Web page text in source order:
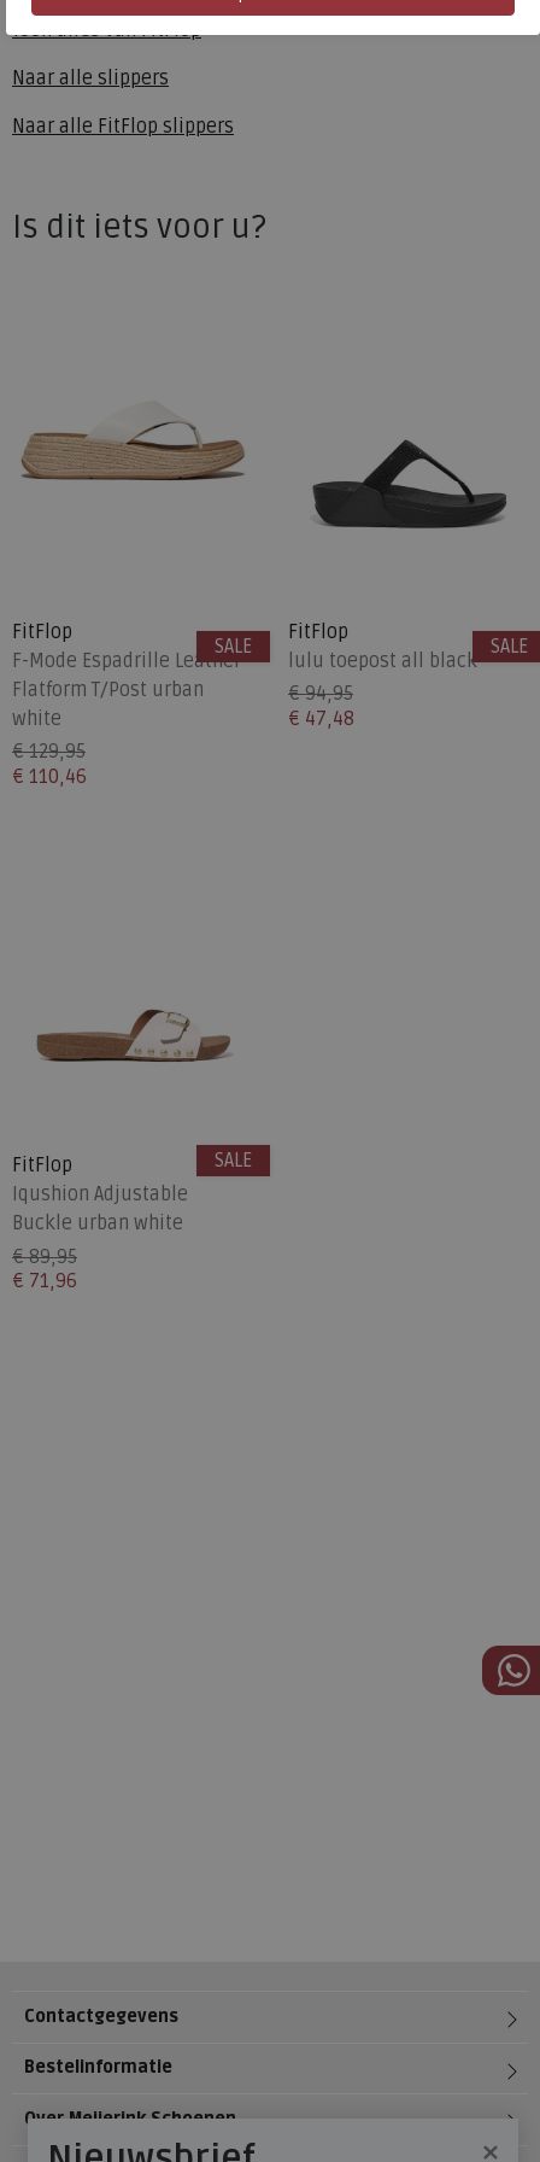
Toon alles vanFitFlop
Naar alle slippers
Naar alle FitFlop slippers
Is dit iets voor u?
FitFlop
F-Mode Espadrille Leather
Flatform T/Post urban
white
€ 129,95
€ 110,46
SALE
FitFlop
lulu toepost all black
€ 94,95
€ 47,48
SALE
FitFlop
Iqushion Adjustable
Buckle urban white
€ 89,95
€ 71,96
SALE
Contactgegevens
Bestelinformatie
Over Meijerink Schoenen
×